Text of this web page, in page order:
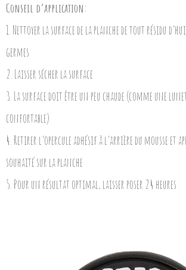
Conseil d’application:
1. Nettoyer la surface de la planche de tout résidu
germes
2. Laisser sécher la surface
3. La surface doit être un peu chaude (comme une
confortable)
4. Retirer l’opercule adhésif à l’arrière du mousse et
souhaité sur la planche
5. Pour un résultat optimal, laisser poser 24 heures